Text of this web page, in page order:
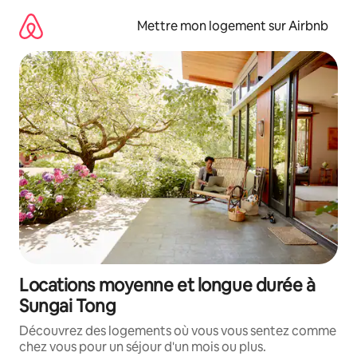
directement
contenu
Mettre mon logement sur Airbnb
Locations moyenne et longue durée à
Sungai Tong
Découvrez des logements où vous vous sentez comme
chez vous pour un séjour d'un mois ou plus.